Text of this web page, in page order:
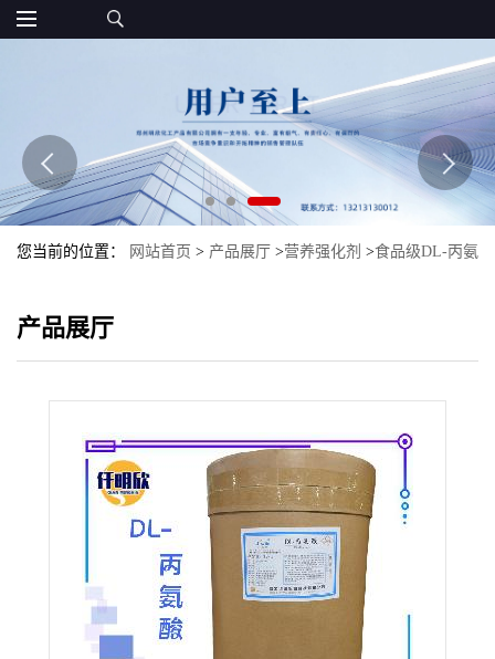
您当前的位置： 网站首页 > 产品展厅 >营养强化剂 >食品级DL-丙氨
产品展厅